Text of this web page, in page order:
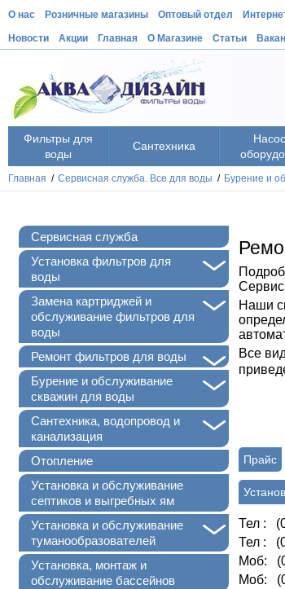
О нас Розничные магазины Оптовый отдел
Новости Акции Главная О Магазине Статьи
Фильтры для
воды
Сантехника
Главная / Сервисная служба. Все для воды / Бурение и
Сервисная служба
+
Установка фильтров для
воды
Замена картриджей и
обслуживание фильтров для
воды
+
Ремонт фильтров для воды
+
Бурение и обслуживание
скважин для воды
+
Сантехника, водопровод и
канализация
Отопление
Установка и обслуживание
септиков и выгребных ям
+
Установка и обслуживание
туманообразователей
Установка, монтаж и
обслуживание бассейнов
Наши
Все
Прайс
Тел :
Тел :
Моб:
Моб: